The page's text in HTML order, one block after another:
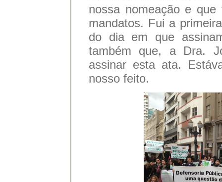
nossa nomeação e
mandatos. Fui a
do dia em que
também que, a Dra.
assinar esta ata.
nosso feito.